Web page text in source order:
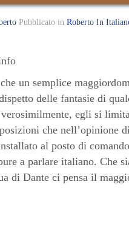
Pubblicato in Roberto In
un semplice
delle fantasie di
egli si
che nell’opinione
al posto di
a parlare italiano. Che
di Dante ci pensa il